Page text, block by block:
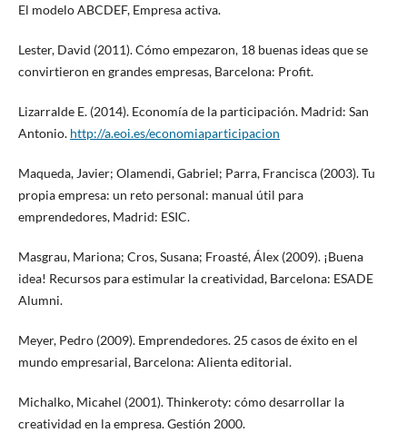
El modelo ABCDEF, Empresa activa.
Lester, David (2011). Cómo empezaron, 18 buenas ideas que se
convirtieron en grandes empresas, Barcelona: Profit.
Lizarralde E. (2014). Economía de la participación. Madrid: San
Antonio. http://a.eoi.es/economiaparticipacion
Maqueda, Javier; Olamendi, Gabriel; Parra, Francisca (2003). Tu
propia empresa: un reto personal: manual útil para
emprendedores, Madrid: ESIC.
Masgrau, Mariona; Cros, Susana; Froasté, Álex (2009). ¡Buena
idea! Recursos para estimular la creatividad, Barcelona: ESADE
Alumni.
Meyer, Pedro (2009). Emprendedores. 25 casos de éxito en el
mundo empresarial, Barcelona: Alienta editorial.
Michalko, Micahel (2001). Thinkeroty: cómo desarrollar la
creatividad en la empresa. Gestión 2000.